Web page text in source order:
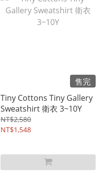
售完
Tiny Cottons Tiny Gallery
Sweatshirt 衛衣 3~10Y
NT$2,580
NT$1,548